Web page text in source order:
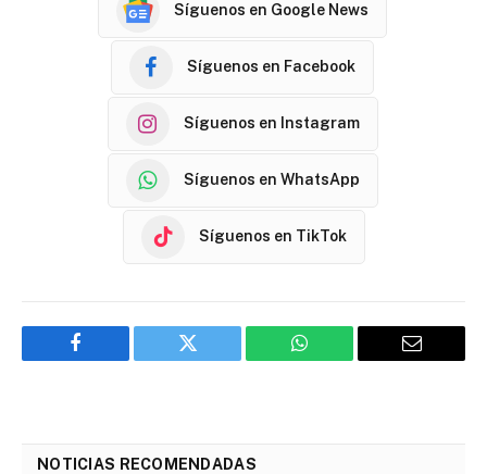
Síguenos en Google News
Síguenos en Facebook
Síguenos en Instagram
Síguenos en WhatsApp
Síguenos en TikTok
Facebook Twitter WhatsApp Email
NOTICIAS RECOMENDADAS